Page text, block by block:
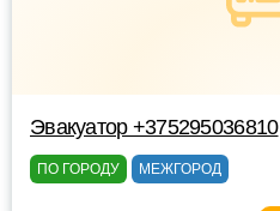
Эвакуатор +375295036810
ПО ГОРОДУ МЕЖГОРОД